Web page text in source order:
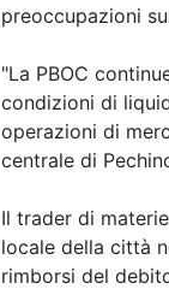
preoccupazioni
"La PBOC
condizioni di
operazioni di
centrale di
Il trader di
locale della città
rimborsi del